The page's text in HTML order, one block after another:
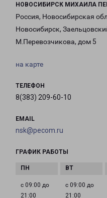
НОВОСИБИРСК МИХАИЛА
Россия, Новосибирская
Новосибирск,
М.Перевозчикова, дом 5
на карте
ТЕЛЕФОН
8(383) 209-60-10
EMAIL
nsk@pecom.ru
ГРАФИК РАБОТЫ
с 09:00 до
21:00
с 09:00 до
21:00